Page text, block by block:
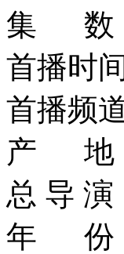
集 数
首播时
首播频
产 地
总 导 演
年 份